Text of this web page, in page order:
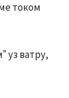
током
уз ватру,